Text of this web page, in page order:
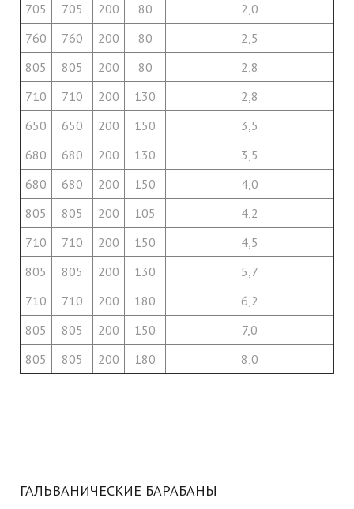
705
705 200 80
2,0
760
760 200 80
2,5
805
805 200 80
2,8
710
710 200 130
2,8
650
650 200 150
3,5
680
680 200 130
3,5
680
680 200 150
4,0
805
805 200 105
4,2
710
710 200 150
4,5
805
805 200 130
5,7
710
710 200 180
6,2
805
805 200 150
7,0
805
805 200 180 8,0
ГАЛЬВАНИЧЕСКИЕ БАРАБАНЫ